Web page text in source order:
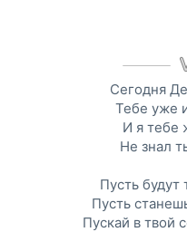
Сегодня
Тебе уже
И я тебе
Не знал
Пусть будут
Пусть
Пускай в твой